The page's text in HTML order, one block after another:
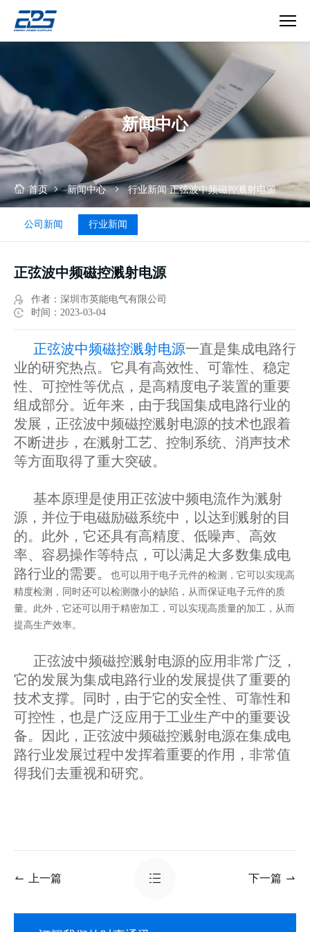
波
频
磁
控
溅
射
源
新闻中心
首页 新闻中心 行业新闻 正弦波中频磁控溅射电源
公司新闻 行业新闻
正弦波中频磁控溅射电源
作者：深圳市英能电气有限公司
时间：2023-03-04
正弦波中频磁控溅射电源一直是集成电路行
业的研究热点。它具有高效性、可靠性、稳定
性、可控性等优点，是高精度电子装置的重要
组成部分。近年来，由于我国集成电路行业的
发展，正弦波中频磁控溅射电源的技术也跟着
不断进步，在溅射工艺、控制系统、消声技术
等方面取得了重大突破。
基本原理是使用正弦波中频电流作为溅射
源，并位于电磁励磁系统中，以达到溅射的目
的。此外，它还具有高精度、低噪声、高效
率、容易操作等特点，可以满足大多数集成电
路行业的需要。
也可以用于电子元件的检测，它可以实现高
精度检测，同时还可以检测微小的缺陷，从而保证电子元件的质
量。此外，它还可以用于精密加工，可以实现高质量的加工，从而
提高生产效率。
正弦波中频磁控溅射电源的应用非常广泛，
它的发展为集成电路行业的发展提供了重要的
技术支撑。同时，由于它的安全性、可靠性和
可控性，也是广泛应用于工业生产中的重要设
备。因此，正弦波中频磁控溅射电源在集成电
路行业发展过程中发挥着重要的作用，非常值
得我们去重视和研究。
上一篇 下一篇